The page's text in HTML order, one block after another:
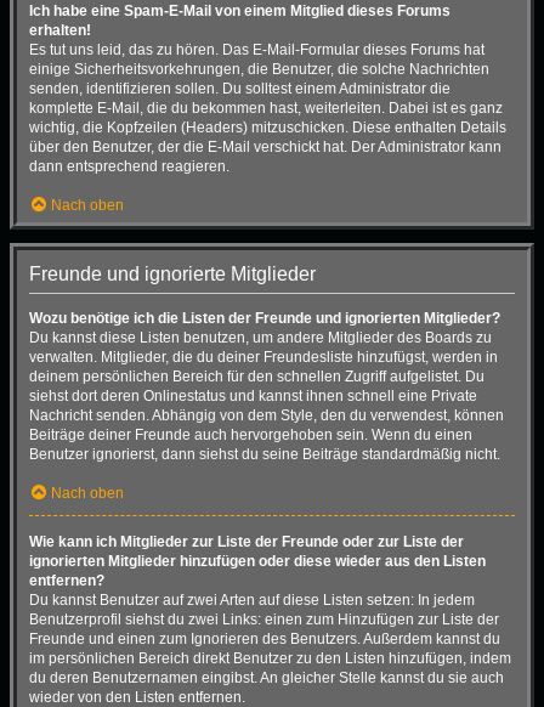
Ich habe eine Spam-E-Mail von einem Mitglied dieses Forums
erhalten!
Es tut uns leid, das zu hören. Das E-Mail-Formular dieses Forums hat
einige Sicherheitsvorkehrungen, die Benutzer, die solche Nachrichten
senden, identifizieren sollen. Du solltest einem Administrator die
komplette E-Mail, die du bekommen hast, weiterleiten. Dabei ist es ganz
wichtig, die Kopfzeilen (Headers) mitzuschicken. Diese enthalten Details
über den Benutzer, der die E-Mail verschickt hat. Der Administrator kann
dann entsprechend reagieren.
Nach oben
Freunde und ignorierte Mitglieder
Wozu benötige ich die Listen der Freunde und ignorierten Mitglieder?
Du kannst diese Listen benutzen, um andere Mitglieder des Boards zu
verwalten. Mitglieder, die du deiner Freundesliste hinzufügst, werden in
deinem persönlichen Bereich für den schnellen Zugriff aufgelistet. Du
siehst dort deren Onlinestatus und kannst ihnen schnell eine Private
Nachricht senden. Abhängig von dem Style, den du verwendest, können
Beiträge deiner Freunde auch hervorgehoben sein. Wenn du einen
Benutzer ignorierst, dann siehst du seine Beiträge standardmäßig nicht.
Nach oben
Wie kann ich Mitglieder zur Liste der Freunde oder zur Liste der
ignorierten Mitglieder hinzufügen oder diese wieder aus den Listen
entfernen?
Du kannst Benutzer auf zwei Arten auf diese Listen setzen: In jedem
Benutzerprofil siehst du zwei Links: einen zum Hinzufügen zur Liste der
Freunde und einen zum Ignorieren des Benutzers. Außerdem kannst du
im persönlichen Bereich direkt Benutzer zu den Listen hinzufügen, indem
du deren Benutzernamen eingibst. An gleicher Stelle kannst du sie auch
wieder von den Listen entfernen.